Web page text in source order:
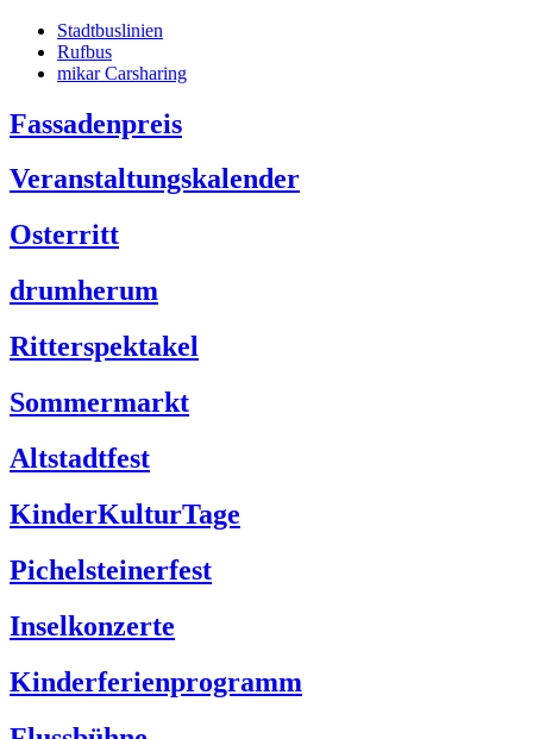
Stadtbuslinien
Rufbus
mikar Carsharing
Fassadenpreis
Veranstaltungskalender
Osterritt
drumherum
Ritterspektakel
Sommermarkt
Altstadtfest
KinderKulturTage
Pichelsteinerfest
Inselkonzerte
Kinderferienprogramm